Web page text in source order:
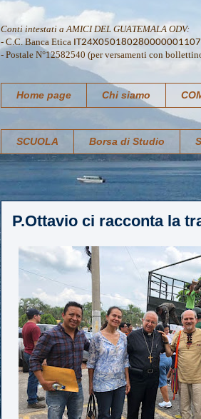
Conti intestati a AMICI DEL GUATEMALA ODV:
- C.C. Banca Etica
- Postale N°12582540 (per versamenti con
Home page Chi siamo
SCUOLA Borsa di Studio
P.Ottavio ci racconta la